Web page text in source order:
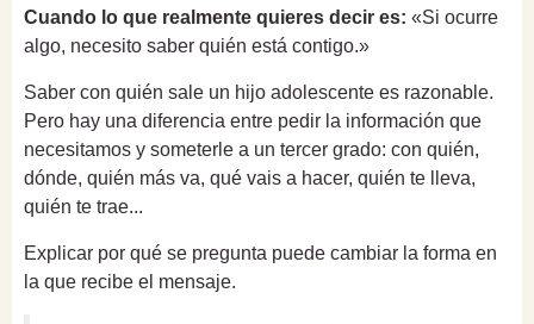
Cuando lo que realmente quieres decir es: «Si ocurre
algo, necesito saber quién está contigo.»
Saber con quién sale un hijo adolescente es razonable.
Pero hay una diferencia entre pedir la información que
necesitamos y someterle a un tercer grado: con quién,
dónde, quién más va, qué vais a hacer, quién te lleva,
quién te trae...
Explicar por qué se pregunta puede cambiar la forma en
la que recibe el mensaje.